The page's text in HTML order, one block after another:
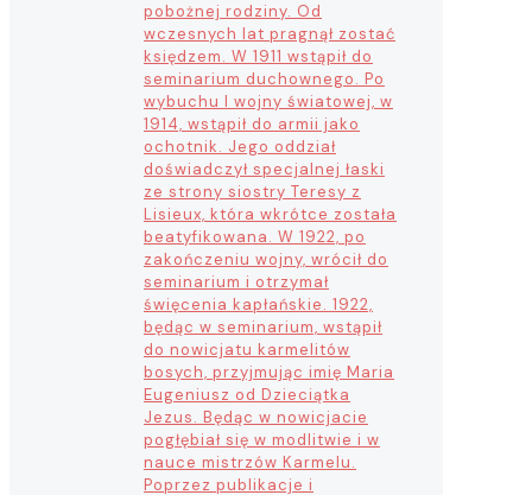
pobożnej rodziny. Od
wczesnych lat pragnął zostać
księdzem. W 1911 wstąpił do
seminarium duchownego. Po
wybuchu I wojny światowej, w
1914, wstąpił do armii jako
ochotnik. Jego oddział
doświadczył specjalnej łaski
ze strony siostry Teresy z
Lisieux, która wkrótce została
beatyfikowana. W 1922, po
zakończeniu wojny, wrócił do
seminarium i otrzymał
święcenia kapłańskie. 1922,
będąc w seminarium, wstąpił
do nowicjatu karmelitów
bosych, przyjmując imię Maria
Eugeniusz od Dzieciątka
Jezus. Będąc w nowicjacie
pogłębiał się w modlitwie i w
nauce mistrzów Karmelu.
Poprzez publikacje i